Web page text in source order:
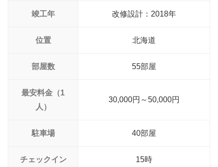
竣工年 改修設計：2018年
位置 北海道
部屋数 55部屋
最安料金（1
人）
30,000円～50,000円
駐車場 40部屋
チェックイン 15時